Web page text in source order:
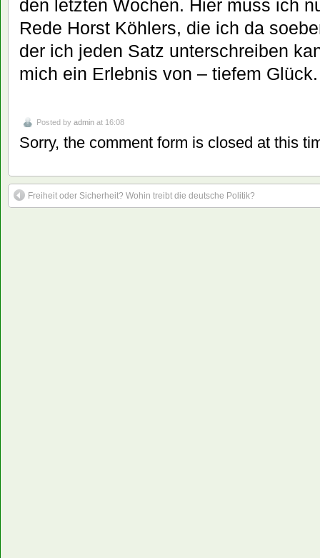
den letzten Wochen. Hier muss ich
Rede Horst Köhlers, die ich da
der ich jeden Satz unterschreiben
mich ein Erlebnis von – tiefem Glück.
Posted by admin at 16:08
Sorry, the comment form is closed at this
Freiheit oder Sicherheit? Wohin treibt die deutsche Politik?